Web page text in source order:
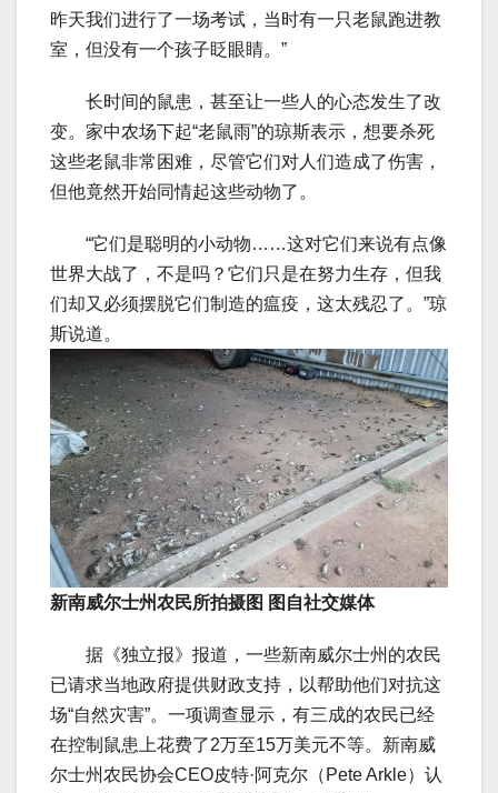
昨天我们进行了一场考试，当时有一只老鼠跑进教
室，但没有一个孩子眨眼睛。”
长时间的鼠患，甚至让一些人的心态发生了改
变。家中农场下起“老鼠雨”的琼斯表示，想要杀死
这些老鼠非常困难，尽管它们对人们造成了伤害，
但他竟然开始同情起这些动物了。
“它们是聪明的小动物……这对它们来说有点像
世界大战了，不是吗？它们只是在努力生存，但我
们却又必须摆脱它们制造的瘟疫，这太残忍了。”琼
斯说道。
新南威尔士州农民所拍摄图 图自社交媒体
据《独立报》报道，一些新南威尔士州的农民
已请求当地政府提供财政支持，以帮助他们对抗这
场“自然灾害”。一项调查显示，有三成的农民已经
在控制鼠患上花费了2万至15万美元不等。新南威
尔士州农民协会CEO皮特·阿克尔（Pete Arkle）认